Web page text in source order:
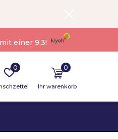
0
Ihr warenkorb
0
einer 9,3!